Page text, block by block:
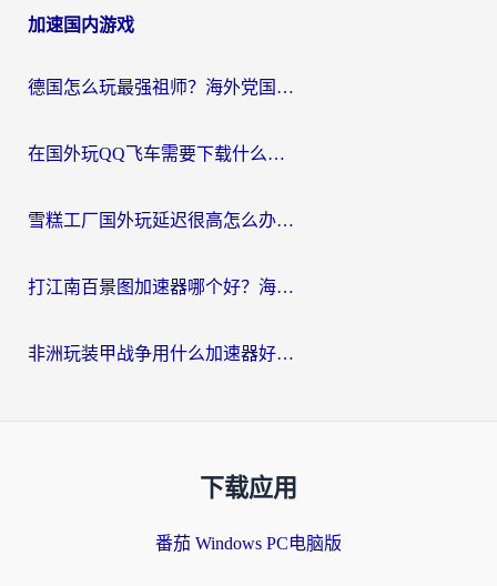
加速国内游戏
德国怎么玩最强祖师？海外党国服游戏加速器选择全攻略（附宝可梦Online实测）
在国外玩QQ飞车需要下载什么加速器呢？海外党亲测有效的国服游戏加速指南
雪糕工厂国外玩延迟很高怎么办？海外玩家国服游戏加速终极攻略（附实测推荐）
打江南百景图加速器哪个好？海外党踩坑N次后，终于找到不卡的秘诀
非洲玩装甲战争用什么加速器好？海外党亲测有效的国服游戏加速方案
下载应用
番茄 Windows PC电脑版